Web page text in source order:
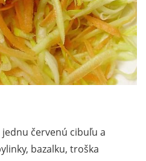
červenú cibuľu a
bazalku, troška